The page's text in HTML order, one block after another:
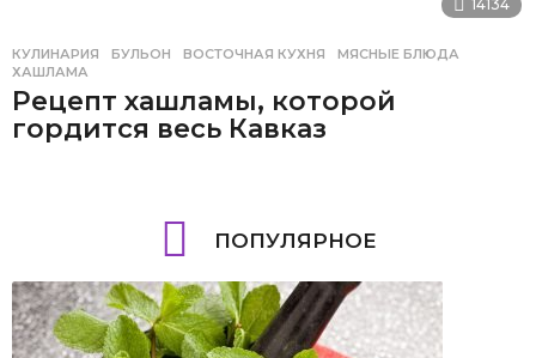
14134
КУЛИНАРИЯ БУЛЬОН ,ВОСТОЧНАЯ КУХНЯ ,МЯСНЫЕ БЛЮДА
ХАШЛАМА
Рецепт хашламы, которой
гордится весь Кавказ
ПОПУЛЯРНОЕ